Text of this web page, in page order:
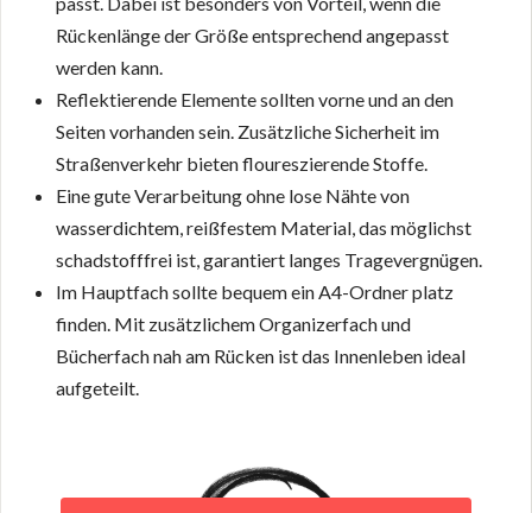
Rückenlänge der Größe entsprechend angepasst
werden kann.
Reflektierende Elemente sollten vorne und an den
Seiten vorhanden sein. Zusätzliche Sicherheit im
Straßenverkehr bieten floureszierende Stoffe.
Eine gute Verarbeitung ohne lose Nähte von
wasserdichtem, reißfestem Material, das möglichst
schadstofffrei ist, garantiert langes Tragevergnügen.
Im Hauptfach sollte bequem ein A4-Ordner platz
finden. Mit zusätzlichem Organizerfach und
Bücherfach nah am Rücken ist das Innenleben ideal
aufgeteilt.